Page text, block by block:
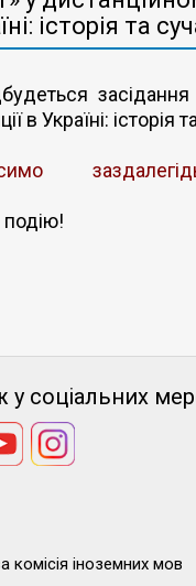
історія та
засідання
в Україні: історія
у соціальних
комісія іноземних мов